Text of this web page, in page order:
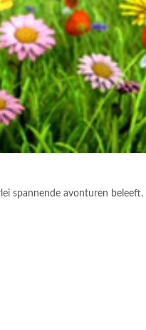
spannende avonturen beleeft.